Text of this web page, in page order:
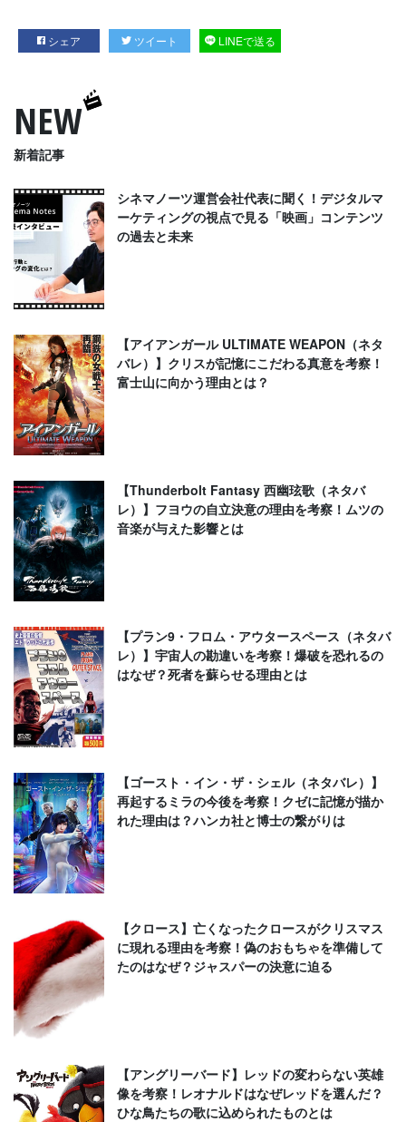
シェア ツイート LINEで送る
NEW
新着記事
シネマノーツ運営会社代表に聞く！デジタルマ
ーケティングの視点で見る「映画」コンテンツ
の過去と未来
【アイアンガール ULTIMATE WEAPON（ネタ
バレ）】クリスが記憶にこだわる真意を考察！
富士山に向かう理由とは？
【Thunderbolt Fantasy 西幽玹歌（ネタバ
レ）】フヨウの自立決意の理由を考察！ムツの
音楽が与えた影響とは
【プラン9・フロム・アウタースペース（ネタバ
レ）】宇宙人の勘違いを考察！爆破を恐れるの
はなぜ？死者を蘇らせる理由とは
【ゴースト・イン・ザ・シェル（ネタバレ）】
再起するミラの今後を考察！クゼに記憶が描か
れた理由は？ハンカ社と博士の繋がりは
【クロース】亡くなったクロースがクリスマス
に現れる理由を考察！偽のおもちゃを準備して
たのはなぜ？ジャスパーの決意に迫る
【アングリーバード】レッドの変わらない英雄
像を考察！レオナルドはなぜレッドを選んだ？
ひな鳥たちの歌に込められたものとは